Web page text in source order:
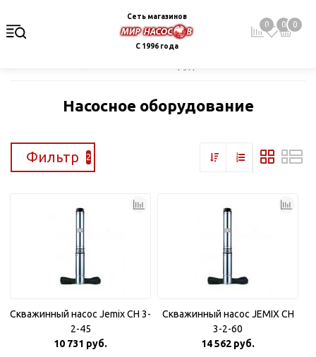
Сеть магазинов
С 1996 года
0 0 0
Насосное оборудование
Фильтр 2
Скважинный насос Jemix CH 3-
2-45
10 731 руб.
Скважинный насос JEMIX CH
3-2-60
14 562 руб.